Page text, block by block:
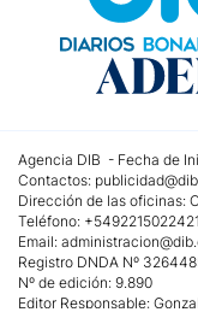
Agencia DIB - Fecha de
Contactos:
Dirección de las oficinas:
Teléfono:
Email:
Registro DNDA Nº
Nº de edición: 9.890
Editor Responsable: